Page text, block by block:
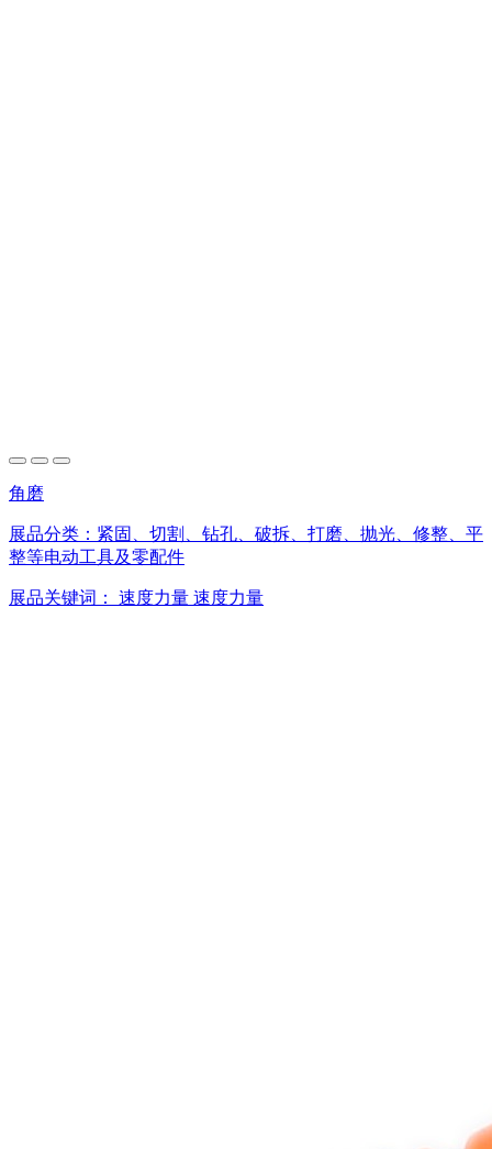
角磨
展品分类： 紧固、切割、钻孔、破拆、打磨、抛光、修整、平
整等电动工具及零配件
展品关键词： 速度力量 速度力量